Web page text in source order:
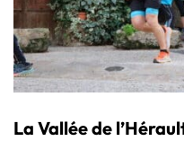
La Vallée de